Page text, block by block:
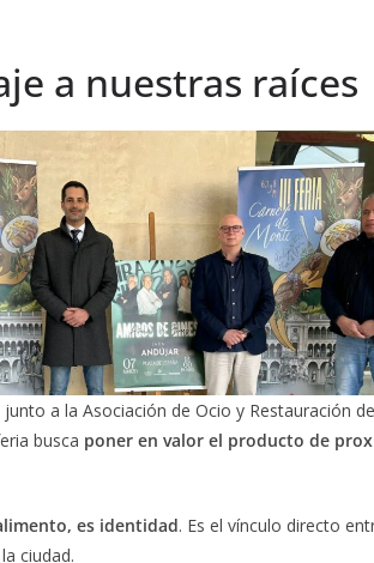
a nuestras raíces
a la Asociación de Ocio y Restauración
busca poner en valor el producto de
es identidad. Es el vínculo directo
ciudad.